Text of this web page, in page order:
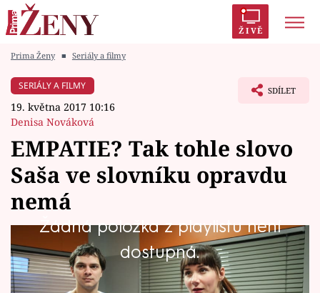
ŽIVĚ
Módní alarm
Témata
Celebrity
Vztahy
Seriály
Prima Ženy ■ Seriály a filmy
SERIÁLY A FILMY
19. května 2017 10:16
Denisa Nováková
SDÍLET
EMPATIE? Tak tohle slovo
Saša ve slovníku opravdu
nemá
Žádná položka z playlistu není
dostupná.
Ač je Saša lékařka, obyčejný lidský soucit nebo
empatie jí vůbec nic neříká.